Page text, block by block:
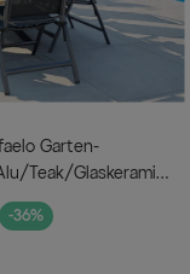
Teak/Glaskeramik,
Teak
-36%